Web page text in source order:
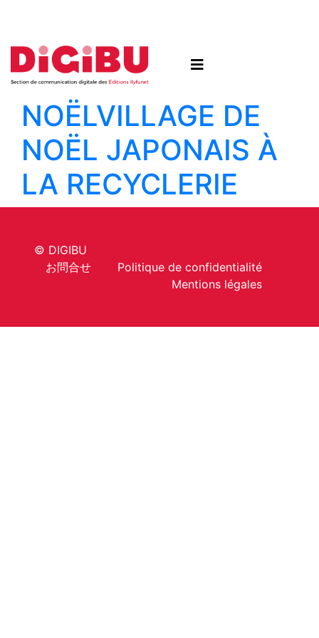
NOËLVILLAGE DE
NOËL JAPONAIS À
LA RECYCLERIE
© DIGIBU
お問合せ
Politique de confidentialité
Mentions légales